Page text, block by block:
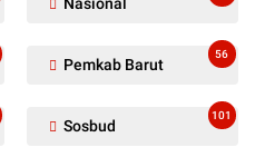
Pemkab Barut
56
Sosbud
101